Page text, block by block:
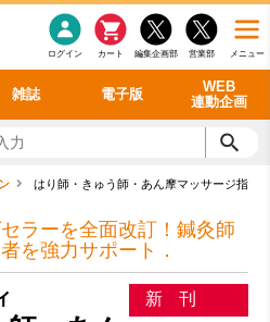
メニュー
営業部
編集企画部
カート
ログイン
雑誌 電子版
WEB
連動企画
看護・介護
シリーズ一覧
最新号 バックナンバー
析」WEB動画
WEB動画
はり師・きゅう師・あん摩マッサージ指
ラーを全面改訂！鍼灸師
を強力サポート．
新刊